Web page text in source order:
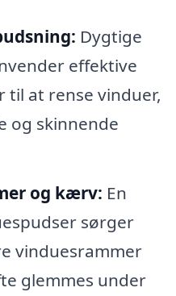
Dygtige
effektive
at rense vinduer,
og skinnende
og kærv: En
sørger
vinduesrammer
glemmes under